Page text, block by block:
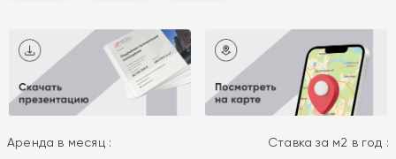
Аренда в месяц : Ставка за м2 в год :